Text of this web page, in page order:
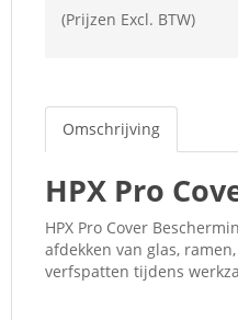
(Prijzen Excl. BTW)
Omschrijving
HPX Pro
HPX Pro Cover
afdekken van glas,
verfspatten tijdens